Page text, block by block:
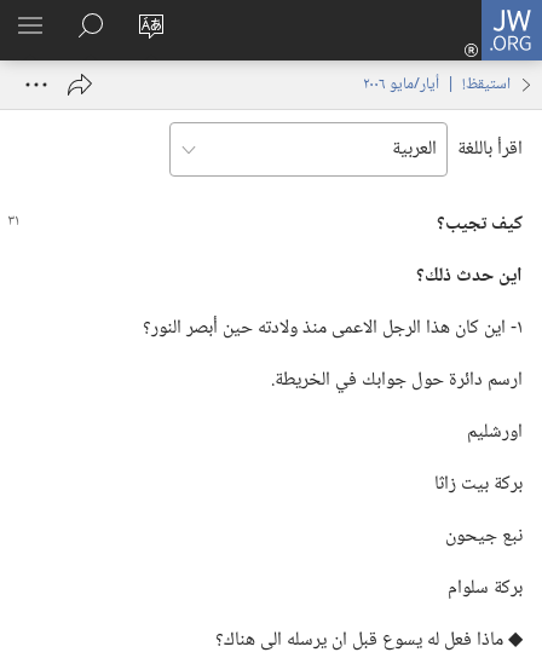
JW.ORG
تغيير
الموقع
تسجيل
الدخول
نافذة
البحث
في
JW.‎ORG
استيقظ‏!‏ | ‏‎أيار/مايو‏ ‏‎٢٠٠٦‏
اقرأ باللغة
كيف تجيب؟‏
اين حدث ذلك؟‏
١-‏ اين كان هذا الرجل الاعمى منذ ولادته حين أبصر النور؟‏
ارسم دائرة حول جوابك في الخريطة.‏
اورشليم
بركة بيت زاثا
نبع جيحون
بركة سلوام
◆ ماذا فعل له يسوع قبل ان يرسله الى هناك؟‏